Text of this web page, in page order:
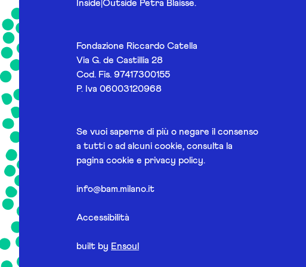
Inside|Outside Petra Blaisse.
Fondazione Riccardo Catella
Via G. de Castillia 28
Cod. Fis. 97417300155
P. Iva 06003120968
Se vuoi saperne di più o negare il consenso
a tutti o ad alcuni cookie, consulta la
pagina cookie e privacy policy.
info@bam.milano.it
Accessibilità
built by Ensoul